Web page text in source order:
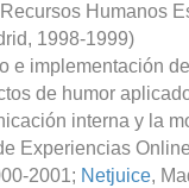
Humanos
1998-1999)
e implementación
de humor
interna y la
Experiencias
2001; Netjuice,